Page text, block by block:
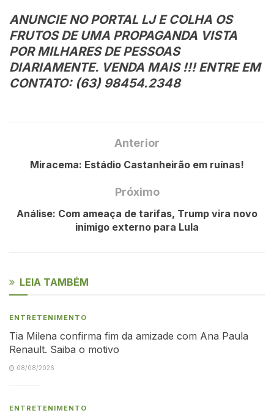
ANUNCIE NO PORTAL LJ E COLHA OS
FRUTOS DE UMA PROPAGANDA VISTA
POR MILHARES DE PESSOAS
DIARIAMENTE. VENDA MAIS !!! ENTRE EM
CONTATO: (63) 98454.2348
Anterior
Miracema: Estádio Castanheirão em ruínas!
Próximo
Análise: Com ameaça de tarifas, Trump vira novo
inimigo externo para Lula
LEIA TAMBÉM
ENTRETENIMENTO
Tia Milena confirma fim da amizade com Ana Paula
Renault. Saiba o motivo
08/08/2026
ENTRETENIMENTO